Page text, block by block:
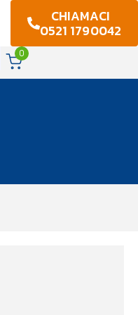
CHIAMACI
0521 1790042
0